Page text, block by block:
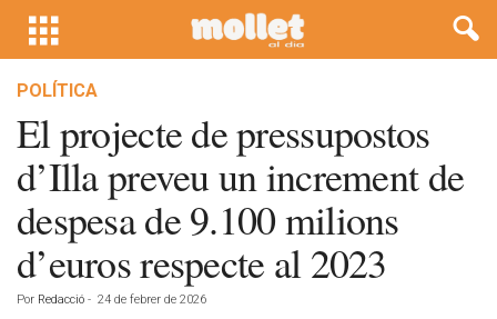
POLÍTICA
El projecte de pressupostos
d’Illa preveu un increment de
despesa de 9.100 milions
d’euros respecte al 2023
Por Redacció - 24 de febrer de 2026